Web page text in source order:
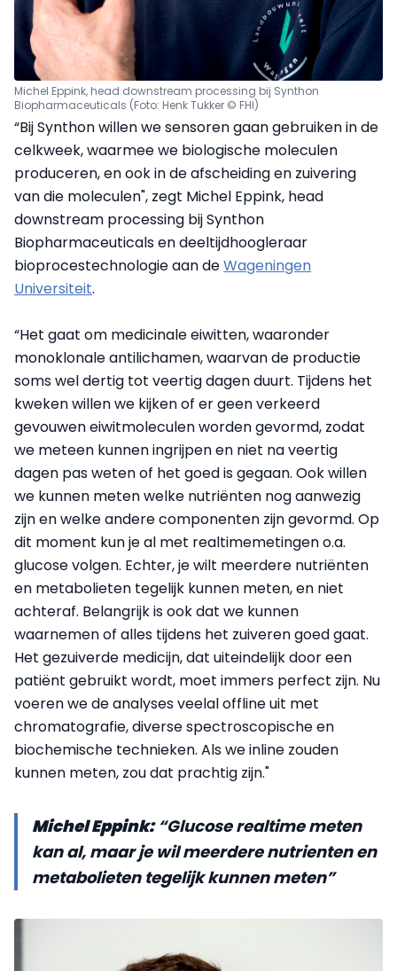
Michel Eppink, head downstream processing bij Synthon
Biopharmaceuticals (Foto: Henk Tukker © FHI)
“Bij Synthon willen we sensoren gaan gebruiken in de
celkweek, waarmee we biologische moleculen
produceren, en ook in de afscheiding en zuivering
van die moleculen", zegt Michel Eppink, head
downstream processing bij Synthon
Biopharmaceuticals en deeltijdhoogleraar
bioprocestechnologie aan deWageningen
Universiteit.
“Het gaat om medicinale eiwitten, waaronder
monoklonale antilichamen, waarvan de productie
soms wel dertig tot veertig dagen duurt. Tijdens het
kweken willen we kijken of er geen verkeerd
gevouwen eiwitmoleculen worden gevormd, zodat
we meteen kunnen ingrijpen en niet na veertig
dagen pas weten of het goed is gegaan. Ook willen
we kunnen meten welke nutriënten nog aanwezig
zijn en welke andere componenten zijn gevormd. Op
dit moment kun je al met realtimemetingen o.a.
glucose volgen. Echter, je wilt meerdere nutriënten
en metabolieten tegelijk kunnen meten, en niet
achteraf. Belangrijk is ook dat we kunnen
waarnemen of alles tijdens het zuiveren goed gaat.
Het gezuiverde medicijn, dat uiteindelijk door een
patiënt gebruikt wordt, moet immers perfect zijn. Nu
voeren we de analyses veelal offline uit met
chromatografie, diverse spectroscopische en
biochemische technieken. Als we inline zouden
kunnen meten, zou dat prachtig zijn."
Michel Eppink:“Glucose realtime meten
kan al, maar je wil meerdere nutrienten en
metabolieten tegelijk kunnen meten”